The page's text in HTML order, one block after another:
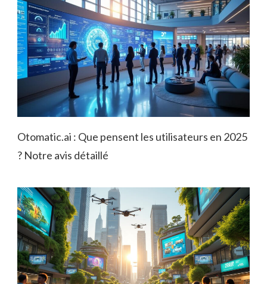
Otomatic.ai : Que pensent les utilisateurs en 2025
? Notre avis détaillé